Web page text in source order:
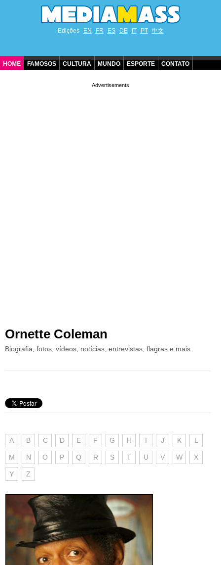
Edições EN FR ES DE IT PT 中文
HOME FAMOSOS CULTURA MUNDO ESPORTE CONTATO
Ornette Coleman
Biografia, fotos, vídeos, notícias, entrevistas, flagras e mais.
A B C D E F G H I J K L
M N O P Q R S T U V W X
Y Z